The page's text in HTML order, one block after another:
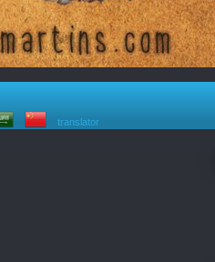
translator